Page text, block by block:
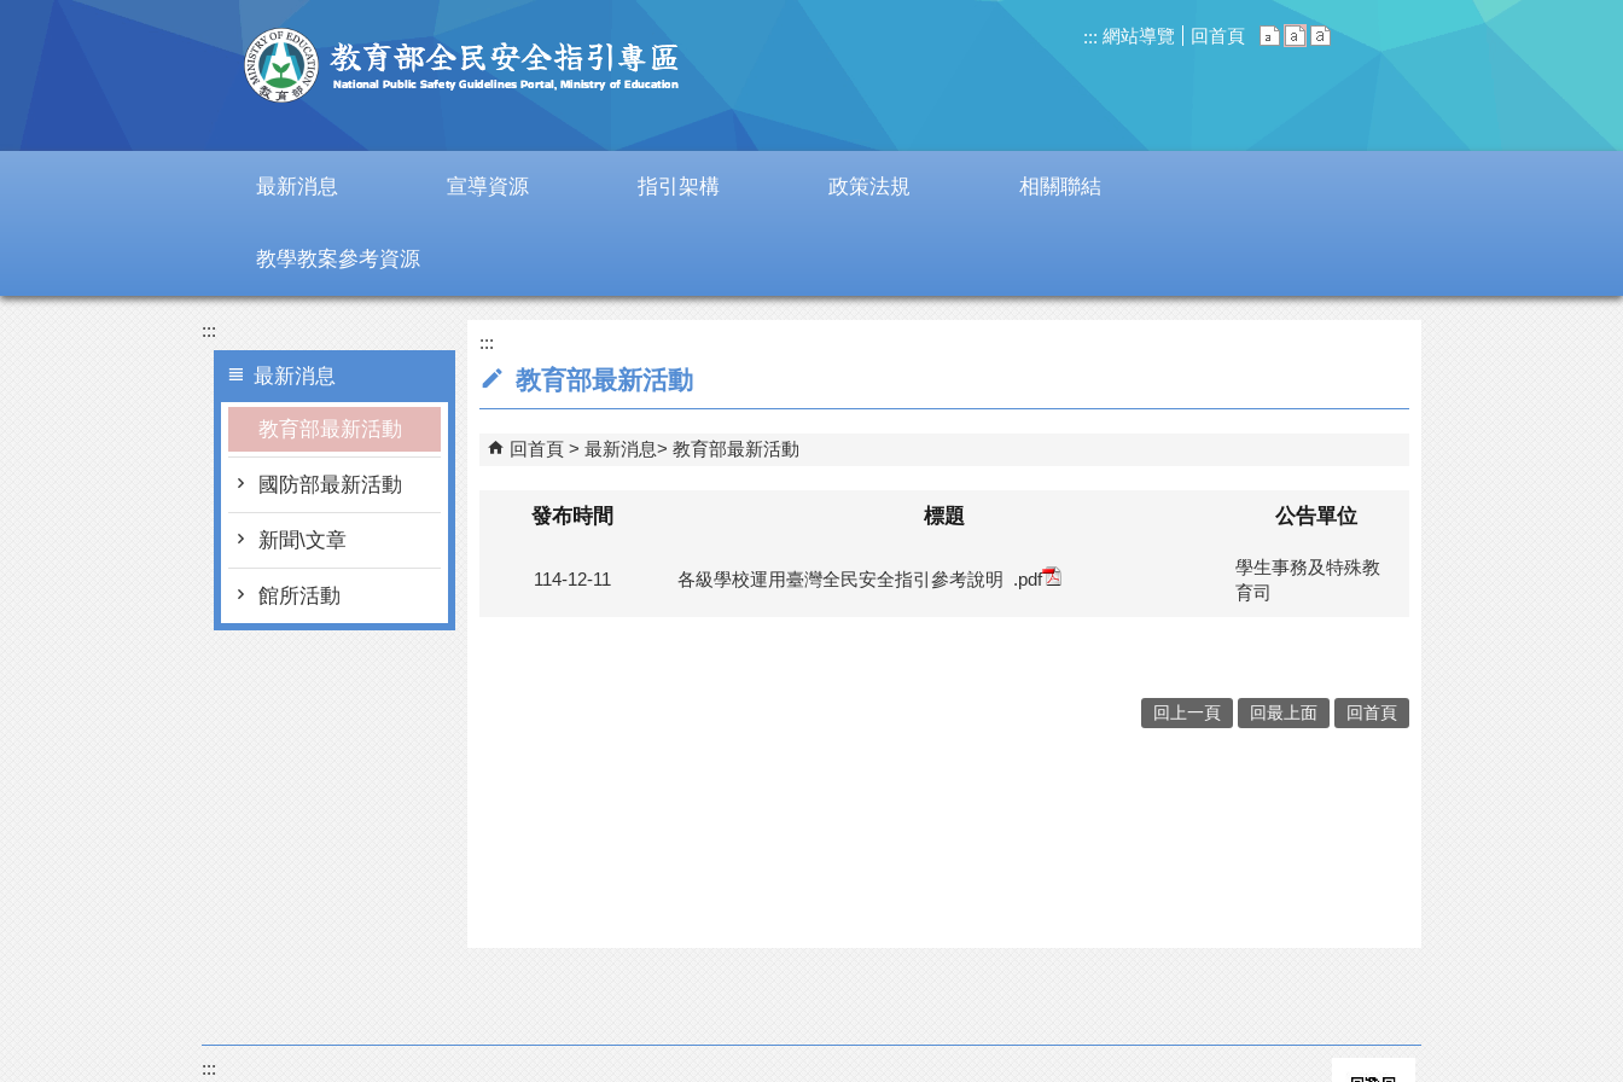
::: 網站導覽 回首頁
最新消息 宣導資源 指引架構 政策法規 相關聯結
教學教案參考資源
:::
最新消息
教育部最新活動
國防部最新活動
新聞\文章
館所活動
:::
教育部最新活動
回首頁 最新消息 教育部最新活動
發布時間 標題 公告單位
114-12-11 各級學校運用臺灣全民安全指引參考說明 .pdf
學生事務及特殊教
育司
回上一頁 回最上面 回首頁
:::